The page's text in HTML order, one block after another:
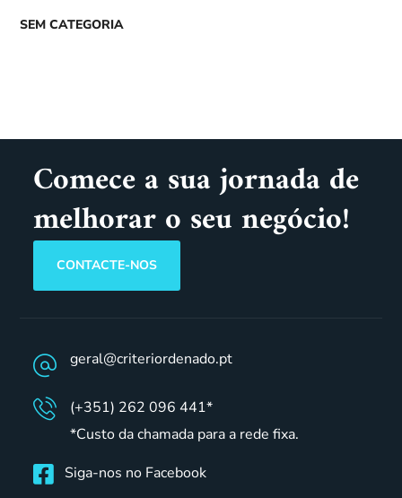
SEM CATEGORIA
Comece a sua jornada de
melhorar o seu negócio!
CONTACTE-NOS
geral@criteriordenado.pt
(+351) 262 096 441*
*Custo da chamada para a rede fixa.
Siga-nos no Facebook